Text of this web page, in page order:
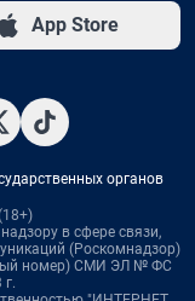
App Store
органов
в сфере связи,
(Роскомнадзор)
номер) СМИ ЭЛ № ФС